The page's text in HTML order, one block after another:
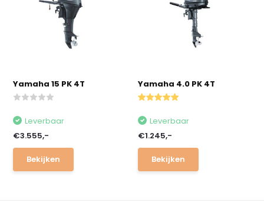
Yamaha 15 PK 4T
Leverbaar
€3.555,-
Bekijken
Yamaha 4.0 PK 4T
Leverbaar
€1.245,-
Bekijken